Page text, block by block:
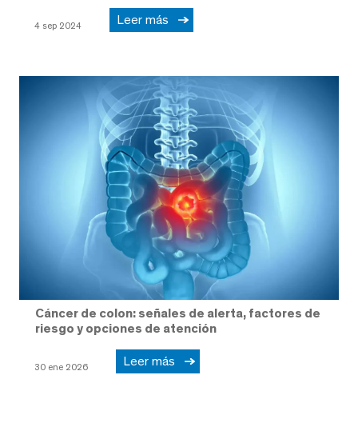
4 sep 2024 Leer más
Cáncer de colon: señales de alerta, factores de
riesgo y opciones de atención
30 ene 2026 Leer más